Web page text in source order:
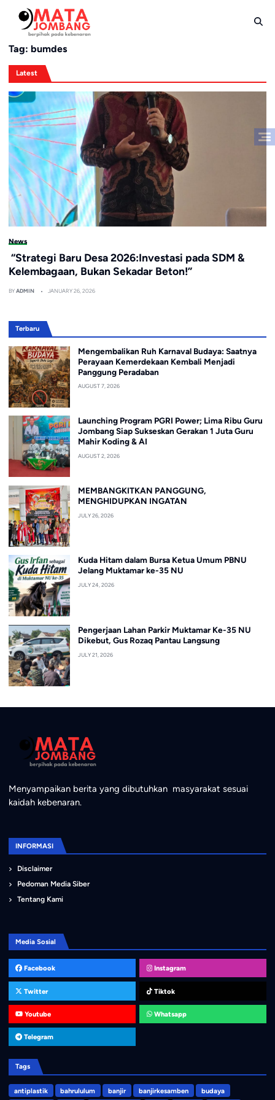
content
Tag: bumdes
Latest
News
“Strategi Baru Desa 2026:Investasi pada SDM &
Kelembagaan, Bukan Sekadar Beton!”
BYADMIN JANUARY 26, 2026
Terbaru
Mengembalikan Ruh Karnaval Budaya: Saatnya
Perayaan Kemerdekaan Kembali Menjadi
Panggung Peradaban
AUGUST 7, 2026
Launching Program PGRI Power; Lima Ribu Guru
Jombang Siap Sukseskan Gerakan 1 Juta Guru
Mahir Koding & AI
AUGUST 2, 2026
MEMBANGKITKAN PANGGUNG,
MENGHIDUPKAN INGATAN
JULY 26, 2026
Kuda Hitam dalam Bursa Ketua Umum PBNU
Jelang Muktamar ke-35 NU
JULY 24, 2026
Pengerjaan Lahan Parkir Muktamar Ke-35 NU
Dikebut, Gus Rozaq Pantau Langsung
JULY 21, 2026
Menyampaikan berita yang dibutuhkan masyarakat sesuai
kaidah kebenaran.
INFORMASI
Disclaimer
Pedoman Media Siber
Tentang Kami
Media Sosial
Facebook Instagram
Twitter Tiktok
Youtube Whatsapp
Telegram
Tags
antiplastik bahrululum banjir banjirkesamben budaya